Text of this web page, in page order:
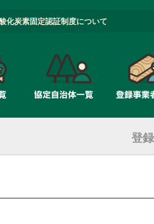
化炭素固定認証制度について
登